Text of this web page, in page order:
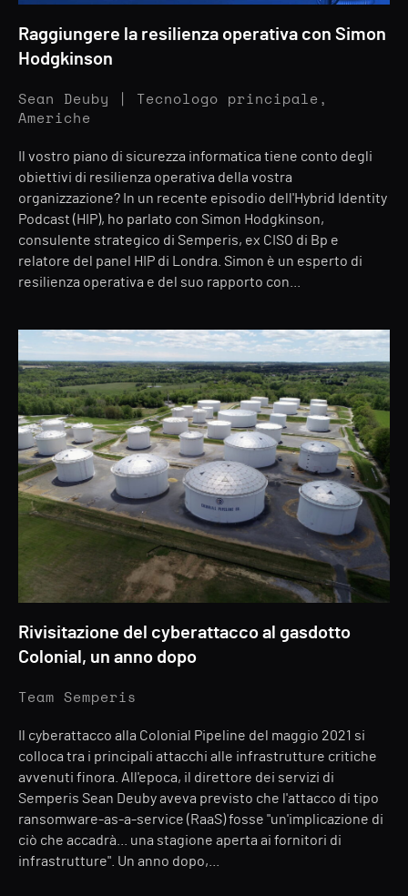
Raggiungere la resilienza operativa con Simon
Hodgkinson
Sean Deuby | Tecnologo principale,
Americhe
Il vostro piano di sicurezza informatica tiene conto degli
obiettivi di resilienza operativa della vostra
organizzazione? In un recente episodio dell'Hybrid Identity
Podcast (HIP), ho parlato con Simon Hodgkinson,
consulente strategico di Semperis, ex CISO di Bp e
relatore del panel HIP di Londra. Simon è un esperto di
resilienza operativa e del suo rapporto con...
Rivisitazione del cyberattacco al gasdotto
Colonial, un anno dopo
Team Semperis
Il cyberattacco alla Colonial Pipeline del maggio 2021 si
colloca tra i principali attacchi alle infrastrutture critiche
avvenuti finora. All'epoca, il direttore dei servizi di
Semperis Sean Deuby aveva previsto che l'attacco di tipo
ransomware-as-a-service (RaaS) fosse "un'implicazione di
ciò che accadrà... una stagione aperta ai fornitori di
infrastrutture". Un anno dopo,...